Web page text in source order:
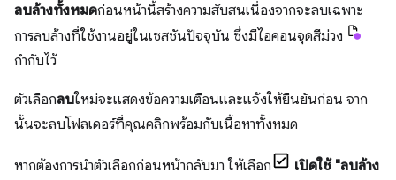
ลบล้างทั้งหมดก่อนหน้านี้สร้างความสับสนเนื่องจากจะลบเฉพาะ
การลบล้างที่ใช้งานอยู่ในเซสชันปัจจุบัน ซึ่งมีไอคอนจุดสีม่วง
กำกับไว้
ตัวเลือกลบใหม่จะแสดงข้อความเตือนและแจ้งให้ยืนยันก่อน จาก
นั้นจะลบโฟลเดอร์ที่คุณคลิกพร้อมกับเนื้อหาทั้งหมด
หากต้องการนำตัวเลือกก่อนหน้ากลับมา ให้เลือก
เปิดใช้ "ลบล้าง